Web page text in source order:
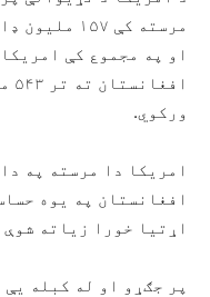
مرسته کې
ورکوي.
امریکا دا مرسته په
افغانستان په یوه
اړتیا خورا زیاته شوې
پر جګړو او له کبله